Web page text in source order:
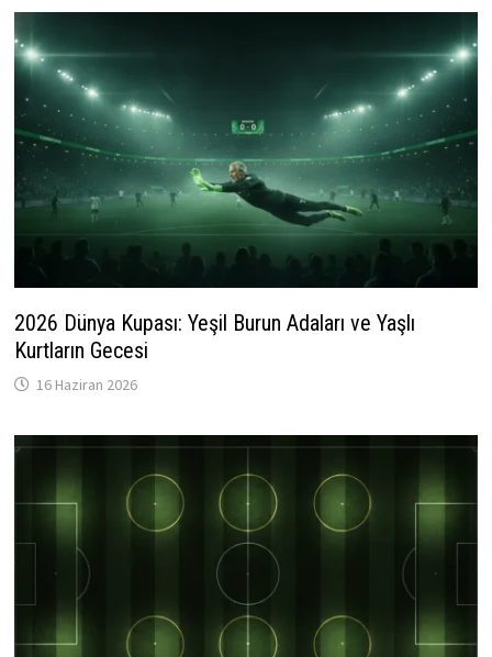
2026 Dünya Kupası: Yeşil Burun Adaları ve Yaşlı
Kurtların Gecesi
16 Haziran 2026